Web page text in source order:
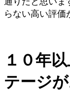
らない高い評価
１０年
テージが